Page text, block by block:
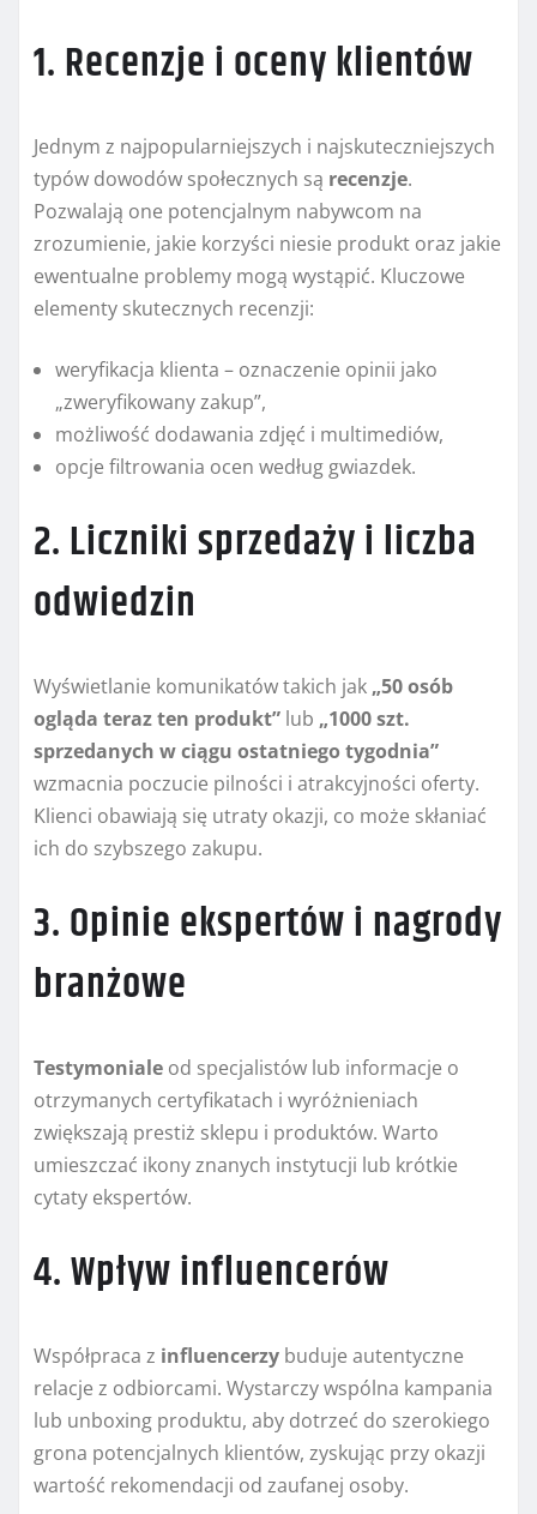
1. Recenzje i oceny klientów
Jednym z najpopularniejszych i najskuteczniejszych
typów dowodów społecznych są recenzje.
Pozwalają one potencjalnym nabywcom na
zrozumienie, jakie korzyści niesie produkt oraz jakie
ewentualne problemy mogą wystąpić. Kluczowe
elementy skutecznych recenzji:
weryfikacja klienta – oznaczenie opinii jako
„zweryfikowany zakup”,
możliwość dodawania zdjęć i multimediów,
opcje filtrowania ocen według gwiazdek.
2. Liczniki sprzedaży i liczba
odwiedzin
Wyświetlanie komunikatów takich jak „50 osób
ogląda teraz ten produkt” lub „1000 szt.
sprzedanych w ciągu ostatniego tygodnia”
wzmacnia poczucie pilności i atrakcyjności oferty.
Klienci obawiają się utraty okazji, co może skłaniać
ich do szybszego zakupu.
3. Opinie ekspertów i nagrody
branżowe
Testymoniale od specjalistów lub informacje o
otrzymanych certyfikatach i wyróżnieniach
zwiększają prestiż sklepu i produktów. Warto
umieszczać ikony znanych instytucji lub krótkie
cytaty ekspertów.
4. Wpływ influencerów
Współpraca z influencerzy buduje autentyczne
relacje z odbiorcami. Wystarczy wspólna kampania
lub unboxing produktu, aby dotrzeć do szerokiego
grona potencjalnych klientów, zyskując przy okazji
wartość rekomendacji od zaufanej osoby.